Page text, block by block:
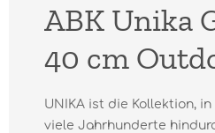
ABK Unika
40 cm
UNIKA ist die Kollektion,
viele Jahrhunderte